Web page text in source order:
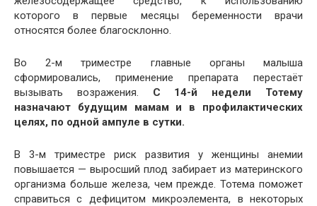
которого в первые месяцы беременности врачи
относятся более благосклонно.
Во 2-м триместре главные органы малыша
сформировались, применение препарата перестаёт
вызывать возражения. С 14-й недели Тотему
назначают будущим мамам и в профилактических
целях, по одной ампуле в сутки.
В 3-м триместре риск развития у женщины анемии
повышается — выросший плод забирает из материнского
организма больше железа, чем прежде. Тотема поможет
справиться с дефицитом микроэлемента, в некоторых